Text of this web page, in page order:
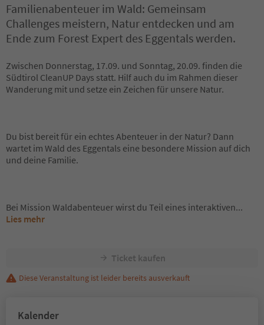
Familienabenteuer im Wald: Gemeinsam
Challenges meistern, Natur entdecken und am
Ende zum Forest Expert des Eggentals werden.
Zwischen Donnerstag, 17.09. und Sonntag, 20.09. finden die
Südtirol CleanUP Days statt. Hilf auch du im Rahmen dieser
Wanderung mit und setze ein Zeichen für unsere Natur.
Du bist bereit für ein echtes Abenteuer in der Natur? Dann
wartet im Wald des Eggentals eine besondere Mission auf dich
und deine Familie.
Bei Mission Waldabenteuer wirst du Teil eines interaktiven...
Lies mehr
Ticket kaufen
Diese Veranstaltung ist leider bereits ausverkauft
Kalender